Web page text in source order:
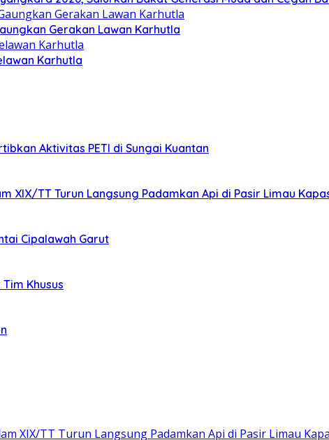
Gerakan Lawan Karhutla
Karhutla
Aktivitas PETI di Sungai Kuantan
XIX/TT Turun Langsung Padamkan Api di Pasir Limau
Cipalawah Garut
Khusus